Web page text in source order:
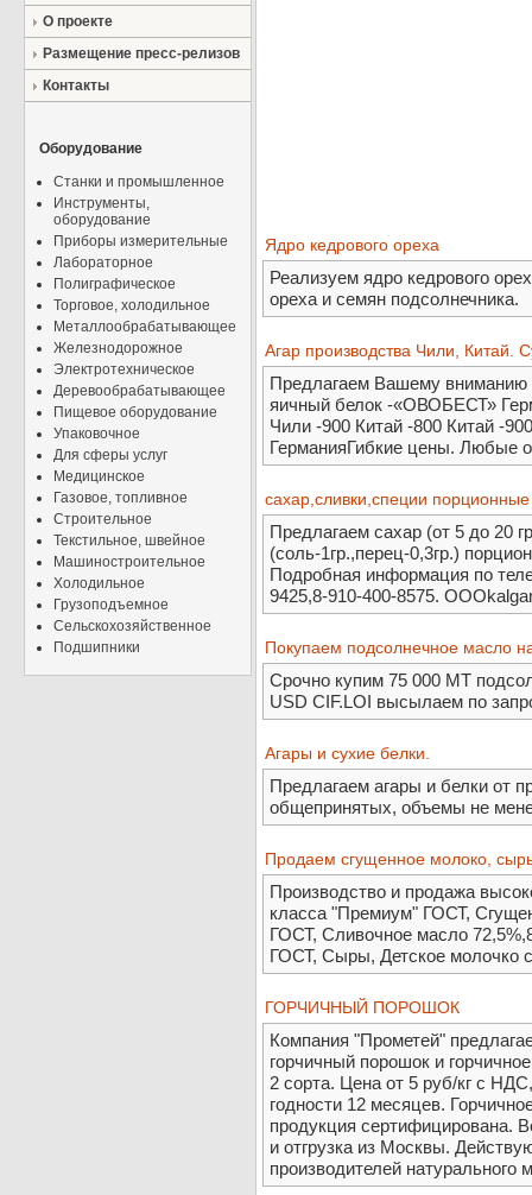
О проекте
Размещение пресс-релизов
Контакты
Оборудование
Станки и промышленное
Инструменты,
оборудование
Приборы измерительные
Лабораторное
Полиграфическое
Торговое, холодильное
Металлообрабатывающее
Железнодорожное
Электротехническое
Деревообрабатывающее
Пищевое оборудование
Упаковочное
Для сферы услуг
Медицинское
Газовое, топливное
Строительное
Текстильное, швейное
Машиностроительное
Холодильное
Грузоподъемное
Сельскохозяйственное
Подшипники
Ядро кедрового ореха
Реализуем ядро кедрового
ореха и семян подсолнечника.
Агар производства Чили, Китай.
Предлагаем Вашему вниманию
яичный белок -«ОВОБЕСТ»
Чили -900 Китай -800 Китай -
ГерманияГибкие цены. Любые
сахар,сливки,специи порционные
Предлагаем сахар (от 5 до 20
(соль-1гр.,перец-0,3гр.)
Подробная информация по
9425,8-910-400-8575.
Покупаем подсолнечное масло
Срочно купим 75 000 МТ
USD CIF.LOI высылаем по
Агары и сухие белки.
Предлагаем агары и белки от
общепринятых, объемы не
Продаем сгущенное молоко,
Производство и продажа
класса "Премиум" ГОСТ,
ГОСТ, Сливочное масло
ГОСТ, Сыры, Детское молочко
ГОРЧИЧНЫЙ ПОРОШОК
Компания "Прометей"
горчичный порошок и
2 сорта. Цена от 5 руб/кг с
годности 12 месяцев.
продукция сертифицирована.
и отгрузка из Москвы.
производителей натурального